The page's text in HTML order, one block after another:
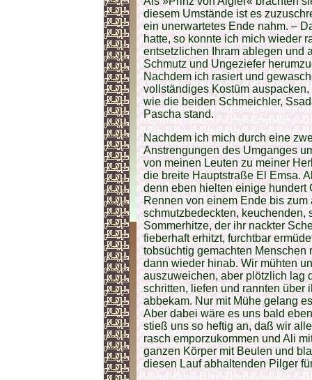
diesem Umstände ist es
ein unerwartetes Ende nahm. –
hatte, so konnte ich mich wieder
entsetzlichen Ihram ablegen und
Schmutz und Ungeziefer
Nachdem ich rasiert und
vollständiges Kostüm
wie die beiden Schmeichler,
Pascha stand.
Nachdem ich mich durch eine
Anstrengungen des Umganges
von meinen Leuten zu meiner
die breite Hauptstraße El Emsa.
denn eben hielten einige hundert
Rennen von einem Ende bis
schmutzbedeckten, keuchenden,
Sommerhitze, der ihr nackter
fieberhaft erhitzt, furchtbar
tobsüchtig gemachten
dann wieder hinab. Wir mühten
auszuweichen, aber plötzlich lag
schritten, liefen und rannten über
abbekam. Nur mit Mühe gelang
Aber dabei wäre es uns bald
stieß uns so heftig an, daß wir
rasch emporzukommen und Ali
ganzen Körper mit Beulen und
diesen Lauf abhaltenden Pilger